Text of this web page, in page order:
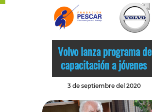
Volvo lanza programa de
capacitación a jóvenes
3 de septiembre del 2020